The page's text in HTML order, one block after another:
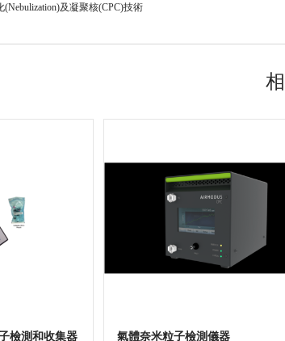
(Nebulization)及凝聚核(CPC)技術
檢測和收集器 氣體奈米粒子檢測儀器